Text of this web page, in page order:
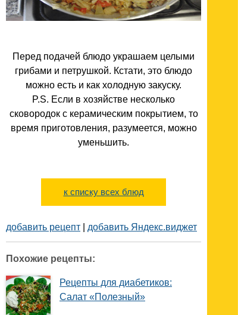
Перед подачей блюдо украшаем целыми
грибами и петрушкой. Кстати, это блюдо
можно есть и как холодную закуску.
P.S. Если в хозяйстве несколько
сковородок с керамическим покрытием, то
время приготовления, разумеется, можно
уменьшить.
к списку всех блюд
добавить рецепт добавить Яндекс.виджет
Похожие рецепты:
Рецепты для диабетиков:
Салат «Полезный»